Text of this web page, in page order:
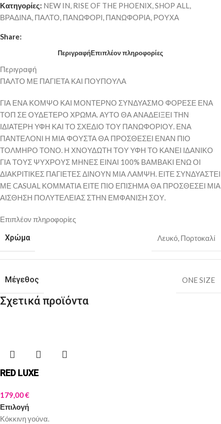
Κατηγορίες: NEW IN, RISE OF THE PHOENIX,SHOP ALL,
ΒΡΑΔΙΝΑ, ΠΑΛΤΟ, ΠΑΝΩΦΟΡΙ, ΠΑΝΩΦΟΡΙΑ, ΡΟΥΧΑ
Share:
ΠεριγραφήΕπιπλέον πληροφορίες
Περιγραφή
ΠΑΛΤΟ ΜΕ ΠΑΓΙΕΤΑ ΚΑΙ ΠΟΥΠΟΥΛΑ
ΓΙΑ ΕΝΑ ΚΟΜΨΟ ΚΑΙ ΜΟΝΤΕΡΝΟ ΣΥΝΔΥΑΣΜΟ ΦΟΡΕΣΕ ΕΝΑ
ΤΟΠ ΣΕ ΟΥΔΕΤΕΡΟ ΧΡΩΜΑ. ΑΥΤΟ ΘΑ ΑΝΑΔΕΙΞΕΙ ΤΗΝ
ΙΔΙΑΤΕΡΗ ΥΦΗ ΚΑΙ ΤΟ ΣΧΕΔΙΟ ΤΟΥ ΠΑΝΩΦΟΡΙΟΥ. ΕΝΑ
ΠΑΝΤΕΛΟΝΙ Η ΜΙΑ ΦΟΥΣΤΑ ΘΑ ΠΡΟΣΘΕΣΕΙ ΕΝΑΝ ΠΙΟ
ΤΟΛΜΗΡΟ ΤΟΝΟ. Η ΧΝΟΥΔΩΤΗ ΤΟΥ ΥΦΗ ΤΟ ΚΑΝΕΙ ΙΔΑΝΙΚΟ
ΓΙΑ ΤΟΥΣ ΨΥΧΡΟΥΣ ΜΗΝΕΣ ΕΙΝΑΙ 100% ΒΑΜΒΑΚΙ ΕΝΩ ΟΙ
ΔΙΑΚΡΙΤΙΚΕΣ ΠΑΓΙΕΤΕΣ ΔΙΝΟΥΝ ΜΙΑ ΛΑΜΨΗ. ΕΙΤΕ ΣΥΝΔΥΑΣΤΕΙ
ΜΕ CASUAL ΚΟΜΜΑΤΙΑ ΕΙΤΕ ΠΙΟ ΕΠΙΣΗΜΑ ΘΑ ΠΡΟΣΘΕΣΕΙ ΜΙΑ
ΑΙΣΘΗΣΗ ΠΟΛΥΤΕΛΕΙΑΣ ΣΤΗΝ ΕΜΦΑΝΙΣΗ ΣΟΥ.
Επιπλέον πληροφορίες
Χρώμα Λευκό, Πορτοκαλί
Μέγεθος ONE SIZE
Σχετικά προϊόντα
RED LUXE
179,00€
Επιλογή
Κόκκινη γούνα.